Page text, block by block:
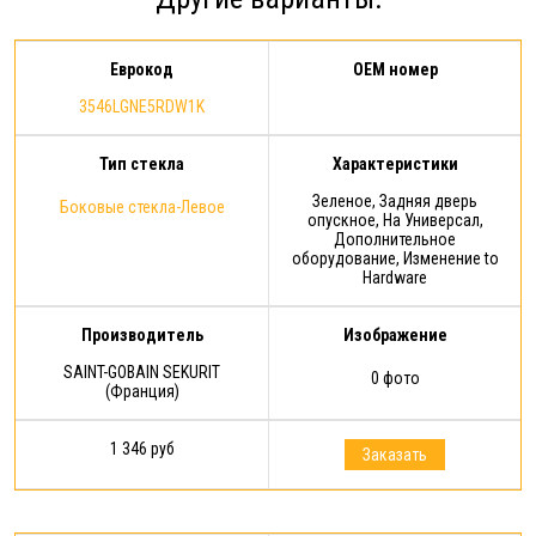
гарантии: срок действия
Расширенной гарантии - 1 год с
момента…
Еврокод
3546LGNE5RDW1K
OEM номер
Тип стекла
Боковые стекла-Левое
Характеристики
Зеленое, Задняя дверь
опускное, На Универсал,
Дополнительное
оборудование, Изменение to
Hardware
Производитель
SAINT-GOBAIN SEKURIT
(Франция)
Изображение
0 фото
1 346 руб Заказать